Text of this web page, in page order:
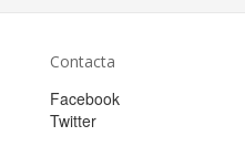
Contacta
Facebook
Twitter